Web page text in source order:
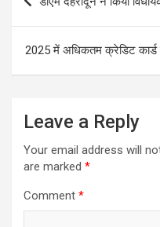
navigation
2025 में अधिकतम क्रेडिट कार्ड
Leave a Reply
Your email address will
are marked *
Comment *